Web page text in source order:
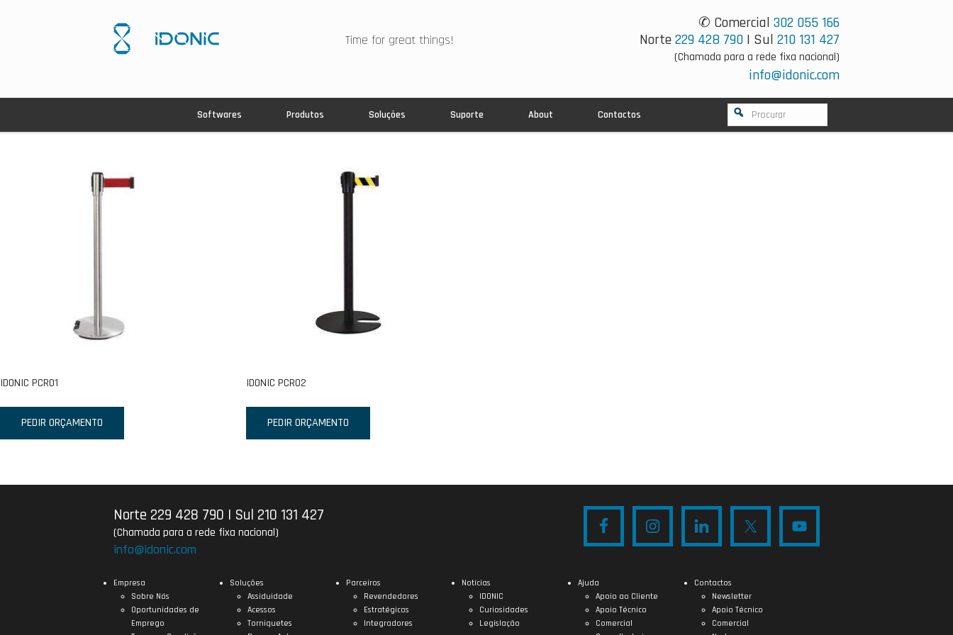
Time for great things!
✆ Comercial 302 055 166
Norte229 428 790 | Sul 210 131 427
(Chamada para a rede fixa nacional)
info@idonic.com
Softwares Produtos Soluções Suporte About Contactos
IDONIC PCR01
PEDIR ORÇAMENTO
IDONIC PCR02
PEDIR ORÇAMENTO
Norte 229 428 790 | Sul 210 131 427
(Chamada para a rede fixa nacional)
info@idonic.com
Empresa
Sobre Nós
Oportunidades de
Emprego
Soluções
Assiduidade
Acessos
Torniquetes
Parceiros
Revendedores
Estratégicos
Integradores
Notícias
IDONIC
Curiosidades
Legislação
Ajuda
Apoio ao Cliente
Apoio Técnico
Comercial
Contactos
Newsletter
Apoio Técnico
Comercial